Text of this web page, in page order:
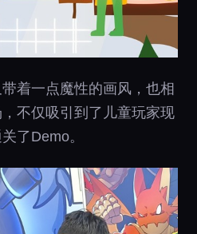
着一点魔性的画风，也相
不仅吸引到了儿童玩家现
了Demo。